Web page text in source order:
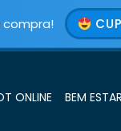
compra!
ONLINE BEM ESTAR